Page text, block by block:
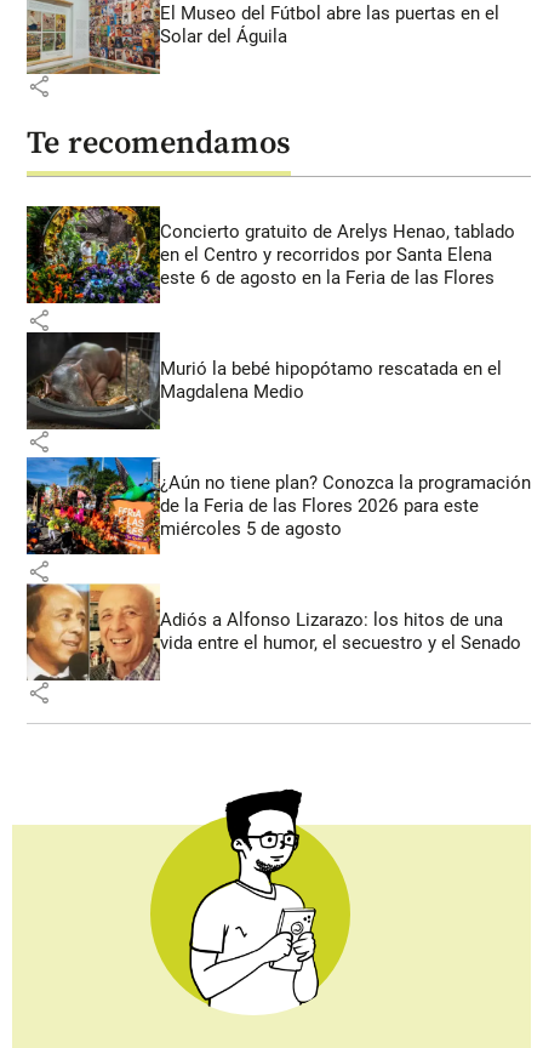
El Museo del Fútbol abre las puertas en el
Solar del Águila
share
Te recomendamos
Concierto gratuito de Arelys Henao, tablado
en el Centro y recorridos por Santa Elena
este 6 de agosto en la Feria de las Flores
share
Murió la bebé hipopótamo rescatada en el
Magdalena Medio
share
¿Aún no tiene plan? Conozca la programación
de la Feria de las Flores 2026 para este
miércoles 5 de agosto
share
Adiós a Alfonso Lizarazo: los hitos de una
vida entre el humor, el secuestro y el Senado
share